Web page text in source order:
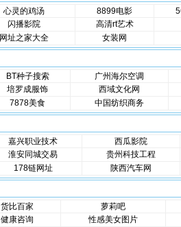
心灵的鸡汤 8899电影
闪播影院
高清rt艺术
网址之家大全 女装网
BT种子搜索
广州海尔空调
培罗成服饰
西域文化网
7878美食 中国纺织商务
嘉兴职业技术
西瓜影院
淮安同城交易
贵州科技工程
178链网址 陕西汽车网
货比百家
萝莉吧
健康咨询
性感美女图片